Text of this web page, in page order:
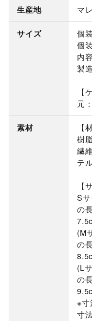
生産地 マ
サイズ
個
個
内
製
【
元
素材
【
樹
繊
テ
【
S
の
(M
の
(L
の
※寸
寸